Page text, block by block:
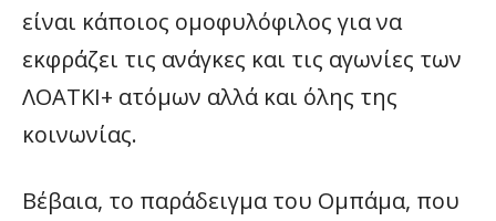
είναι κάποιος ομοφυλόφιλος για να
εκφράζει τις ανάγκες και τις αγωνίες των
ΛΟΑΤΚΙ+ ατόμων αλλά και όλης της
κοινωνίας.
Βέβαια, το παράδειγμα του Ομπάμα, που